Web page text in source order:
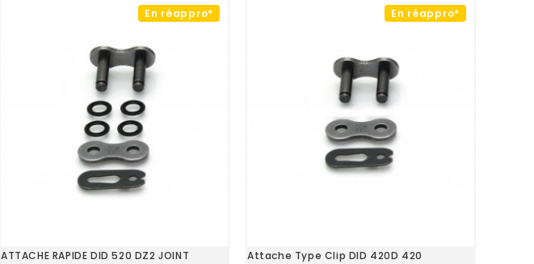
En réappro*
ATTACHE RAPIDE DID 520 DZ2 JOINT
En réappro*
Attache Type Clip DID 420D 420